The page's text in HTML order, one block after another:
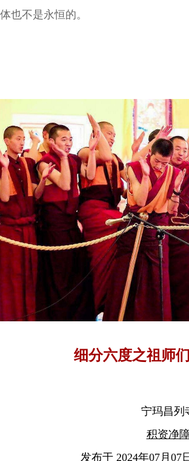
体也不是永恒的。
细分六度之祖师
宁玛昌列
积资净
发布于 2024年07月07